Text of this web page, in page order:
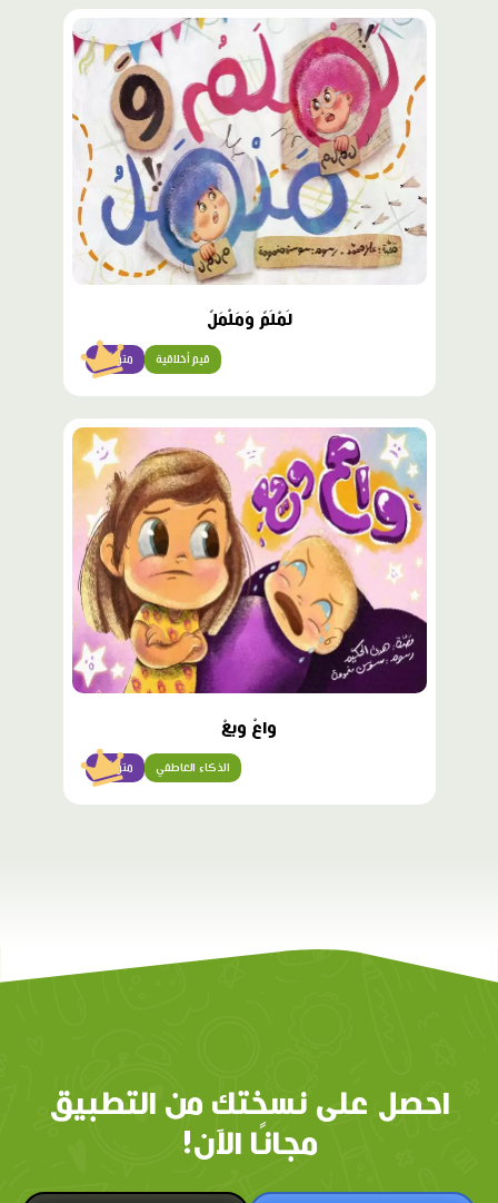
محتوى
لَمْلَمٌ وَمَلْمَلٌ
متوسّط قيم أخلاقية
محتوى
مميّز
واعْ ويعْ
متوسّط الذكاء العاطفي
احصل على نسختك من التطبيق
مجانًا الآن!